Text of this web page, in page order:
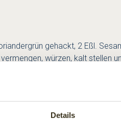
Details
gehackt, 2 Eßl.
würzen, kalt stellen
50 Gramm Oliven
in Scheiben
Oliven, Basilikum